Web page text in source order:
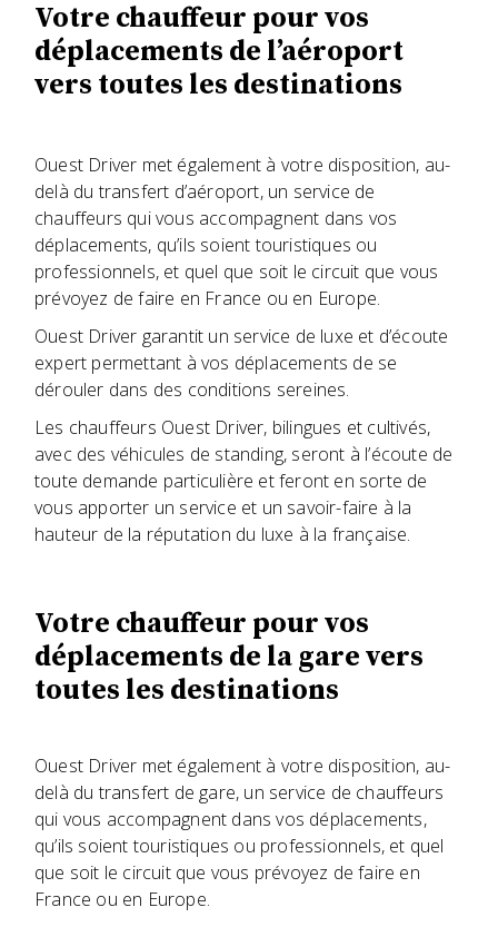
Votre chauffeur pour vos
déplacements de l’aéroport
vers toutes les destinations
Ouest Driver met également à votre disposition, au-
delà du transfert d’aéroport, un service de
chauffeurs qui vous accompagnent dans vos
déplacements, qu’ils soient touristiques ou
professionnels, et quel que soit le circuit que vous
prévoyez de faire en France ou en Europe.
Ouest Driver garantit un service de luxe et d’écoute
expert permettant à vos déplacements de se
dérouler dans des conditions sereines.
Les chauffeurs Ouest Driver, bilingues et cultivés,
avec des véhicules de standing, seront à l’écoute de
toute demande particulière et feront en sorte de
vous apporter un service et un savoir-faire à la
hauteur de la réputation du luxe à la française.
Votre chauffeur pour vos
déplacements de la gare vers
toutes les destinations
Ouest Driver met également à votre disposition, au-
delà du transfert de gare, un service de chauffeurs
qui vous accompagnent dans vos déplacements,
qu’ils soient touristiques ou professionnels, et quel
que soit le circuit que vous prévoyez de faire en
France ou en Europe.